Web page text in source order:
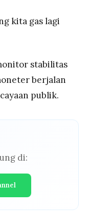
kita gas lagi
stabilitas
berjalan
publik.
di: